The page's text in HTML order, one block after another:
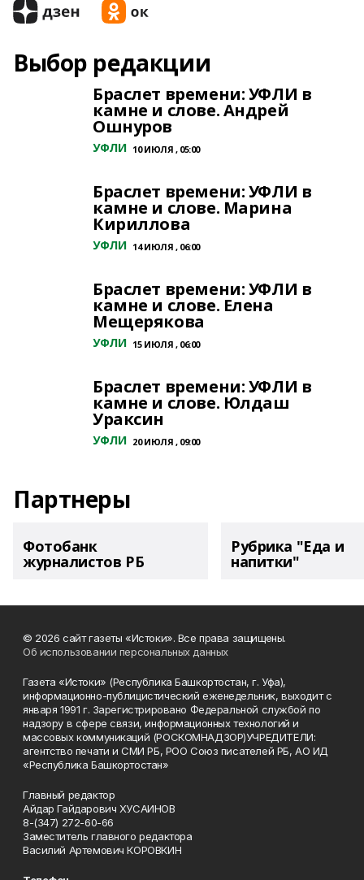
Выбор редакции
Браслет времени: УФЛИ в
камне и слове. Андрей
Ошнуров
УФЛИ 10 ИЮЛЯ , 05:00
Браслет времени: УФЛИ в
камне и слове. Марина
Кириллова
УФЛИ 14 ИЮЛЯ , 06:00
Браслет времени: УФЛИ в
камне и слове. Елена
Мещерякова
УФЛИ 15 ИЮЛЯ , 06:00
Браслет времени: УФЛИ в
камне и слове. Юлдаш
Ураксин
УФЛИ 20 ИЮЛЯ , 09:00
Партнеры
Фотобанк
журналистов РБ
Рубрика "Еда и
напитки"
© 2026 сайт газеты «Истоки». Все права защищены.
Об использовании персональных данных
Газета «Истоки» (Республика Башкортостан, г. Уфа),
информационно-публицистический еженедельник, выходит с
января 1991 г. Зарегистрировано Федеральной службой по
надзору в сфере связи, информационных технологий и
массовых коммуникаций (РОСКОМНАДЗОР)УЧРЕДИТЕЛИ:
агентство печати и СМИ РБ, РОО Союз писателей РБ, АО ИД
«Республика Башкортостан»
Главный редактор
Айдар Гайдарович ХУСАИНОВ
8-(347) 272-60-66
Заместитель главного редактора
Василий Артемович КОРОВКИН